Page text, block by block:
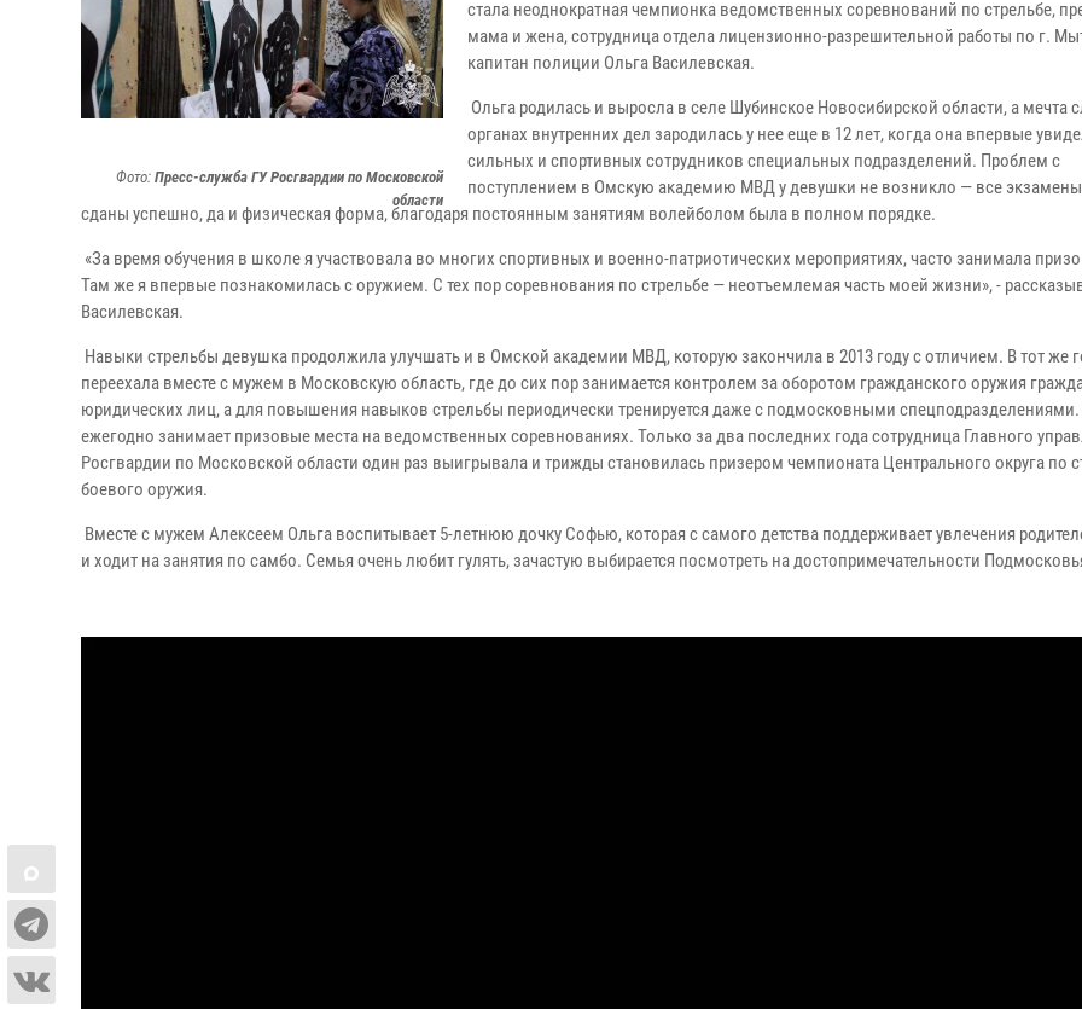
Фото: Пресс-служба ГУ Росгвардии по Московской
области
стала неоднократная чемпионка ведомственных соревнований по стрельбе,
мама и жена, сотрудница отдела лицензионно-разрешительной работы по г.
капитан полиции Ольга Василевская.
Ольга родилась и выросла в селе Шубинское Новосибирской области, а мечта
органах внутренних дел зародилась у нее еще в 12 лет, когда она впервые
сильных и спортивных сотрудников специальных подразделений. Проблем с
поступлением в Омскую академию МВД у девушки не возникло — все
сданы успешно, да и физическая форма, благодаря постоянным занятиям волейболом была в полном порядке.
«За время обучения в школе я участвовала во многих спортивных и военно-патриотических мероприятиях, часто занимала
Там же я впервые познакомилась с оружием. С тех пор соревнования по стрельбе — неотъемлемая часть моей жизни», -
Василевская.
Навыки стрельбы девушка продолжила улучшать и в Омской академии МВД, которую закончила в 2013 году с отличием. В тот же
переехала вместе с мужем в Московскую область, где до сих пор занимается контролем за оборотом гражданского оружия
юридических лиц, а для повышения навыков стрельбы периодически тренируется даже с подмосковными
ежегодно занимает призовые места на ведомственных соревнованиях. Только за два последних года сотрудница Главного
Росгвардии по Московской области один раз выигрывала и трижды становилась призером чемпионата Центрального округа по
боевого оружия.
Вместе с мужем Алексеем Ольга воспитывает 5-летнюю дочку Софью, которая с самого детства поддерживает увлечения
и ходит на занятия по самбо. Семья очень любит гулять, зачастую выбирается посмотреть на достопримечательности